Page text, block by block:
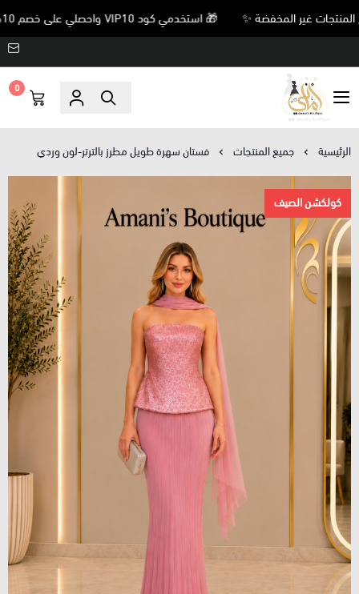
🎁 استخدمي كود VIP10 واحصلي على خصم 10% على جميع المنتجات غير المخفضة ✨
Amani’s Boutique
0
الرئيسية جميع المنتجات فستان سهرة طويل مطرز بالترتر-لون وردي
كولكشن الصيف